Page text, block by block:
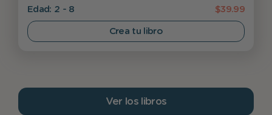
$39.99
Edad: 2 - 8
Crea tu libro
Ver los libros